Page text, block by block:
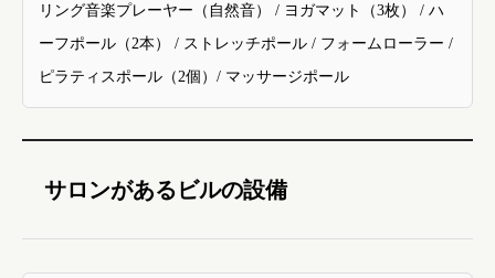
リング音楽プレーヤー（自然音）
/ ヨガマット（3枚） / ハ
ーフポール（ 2本） / ストレッチポール / フォームローラー /
ピラティスポール（ 2個 ） / マッサージポール
サロンがあるビルの設備